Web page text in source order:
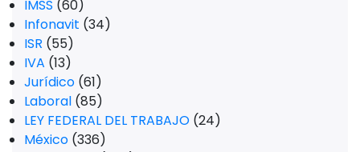
IMSS (60)
Infonavit (34)
ISR (55)
IVA (13)
Jurídico (61)
Laboral (85)
LEY FEDERAL DEL TRABAJO (24)
México (336)